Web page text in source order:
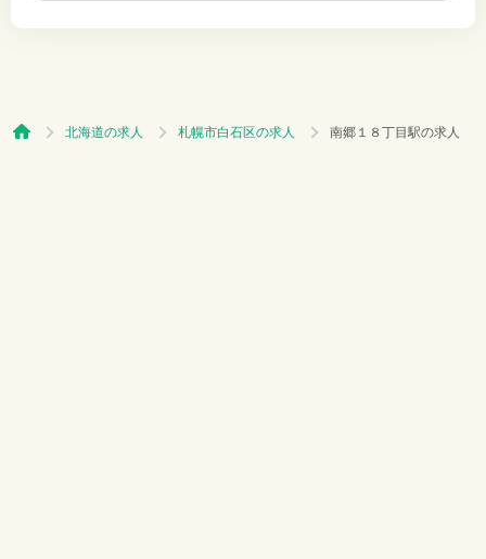
北海道の求人 札幌市白石区の求人 南郷１８丁目駅の求人